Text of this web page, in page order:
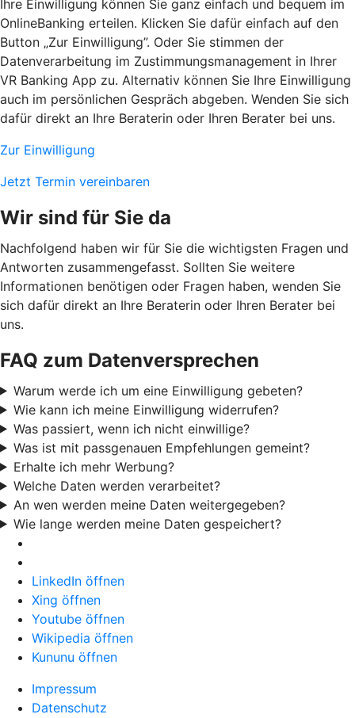
Ihre Einwilligung können Sie ganz einfach und bequem im
OnlineBanking erteilen. Klicken Sie dafür einfach auf den
Button „Zur Einwilligung”. Oder Sie stimmen der
Datenverarbeitung im Zustimmungsmanagement in Ihrer
VR Banking App zu. Alternativ können Sie Ihre Einwilligung
auch im persönlichen Gespräch abgeben. Wenden Sie sich
dafür direkt an Ihre Beraterin oder Ihren Berater bei uns.
Zur Einwilligung
Jetzt Termin vereinbaren
Wir sind für Sie da
Nachfolgend haben wir für Sie die wichtigsten Fragen und
Antworten zusammengefasst. Sollten Sie weitere
Informationen benötigen oder Fragen haben, wenden Sie
sich dafür direkt an Ihre Beraterin oder Ihren Berater bei
uns.
FAQ zum Datenversprechen
Warum werde ich um eine Einwilligung gebeten?
Wie kann ich meine Einwilligung widerrufen?
Was passiert, wenn ich nicht einwillige?
Was ist mit passgenauen Empfehlungen gemeint?
Erhalte ich mehr Werbung?
Welche Daten werden verarbeitet?
An wen werden meine Daten weitergegeben?
Wie lange werden meine Daten gespeichert?
LinkedIn öffnen
Xing öffnen
Youtube öffnen
Wikipedia öffnen
Kununu öffnen
Impressum
Datenschutz